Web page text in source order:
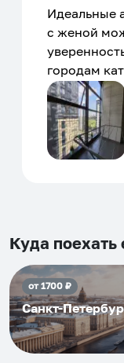
Идеальные
с женой
городам
только в
отличном
человек,
приезжать
Куда
от1700₽
Санкт-